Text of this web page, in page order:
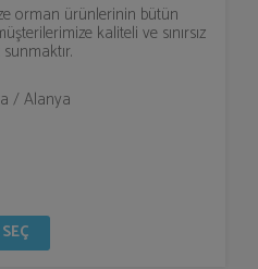
orman ürünlerinin bütün
kaliteli ve sınırsız
/ Alanya
SEÇ